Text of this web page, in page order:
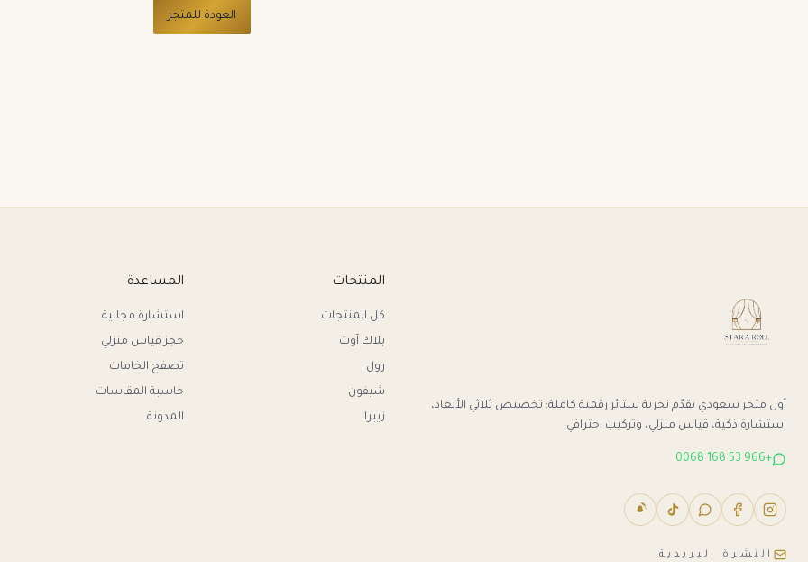
العودة للمتجر
أول متجر سعودي يقدّم تجربة ستائر رقمية كاملة: تخصيص ثلاثي الأبعاد،
استشارة ذكية، قياس منزلي، وتركيب احترافي.
+966 53 168 0068
النشرة البريدية
المنتجات
كل المنتجات
بلاك آوت
رول
شيفون
زيبرا
المساعدة
استشارة مجانية
حجز قياس منزلي
تصفح الخامات
حاسبة المقاسات
المدونة